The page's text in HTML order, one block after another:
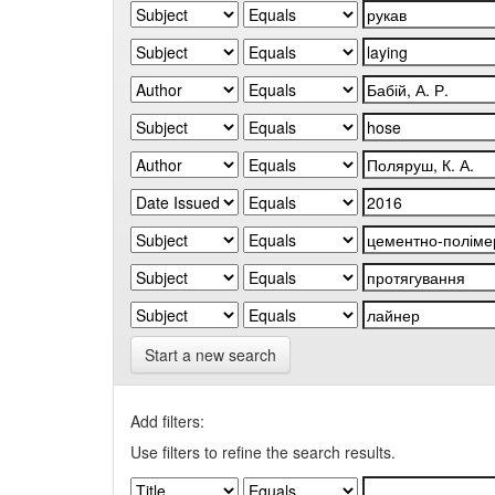
Start a new search
Add filters:
Use filters to refine the search results.